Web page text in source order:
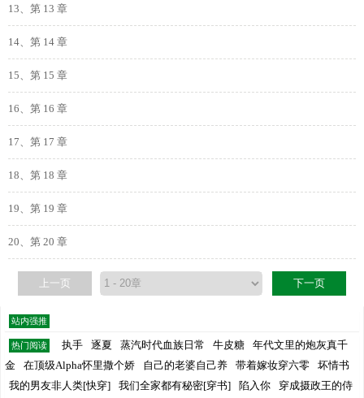
13、第 13 章
14、第 14 章
15、第 15 章
16、第 16 章
17、第 17 章
18、第 18 章
19、第 19 章
20、第 20 章
上一页 下一页
站内强推
热门阅读 执手 逐夏 蒸汽时代血族日常 牛皮糖
年代文里的炮灰真千
金
在顶级Alpha怀里撒个娇 自己的老婆自己养 带着嫁妆穿六零
坏情书
我的男友非人类[快穿]
我们全家都有秘密[穿书] 陷入你 穿成摄政王的侍